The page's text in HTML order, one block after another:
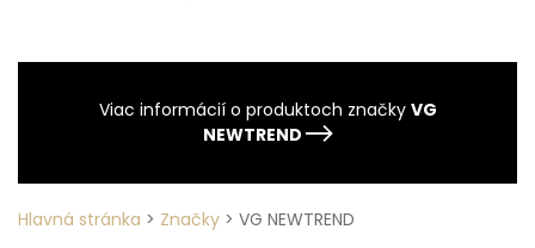
Viac informácií o produktoch značky VG
NEWTREND
Hlavná stránka > Značky > VG NEWTREND